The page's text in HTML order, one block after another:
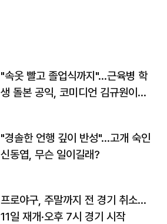
"속옷 빨고 졸업식까지"…근육병 학
생 돌본 공익, 코미디언 김규원이었
"경솔한 언행 깊이 반성"…고개 숙인
신동엽, 무슨 일이길래?
프로야구, 주말까지 전 경기 취소…
11일 재개·오후 7시 경기 시작